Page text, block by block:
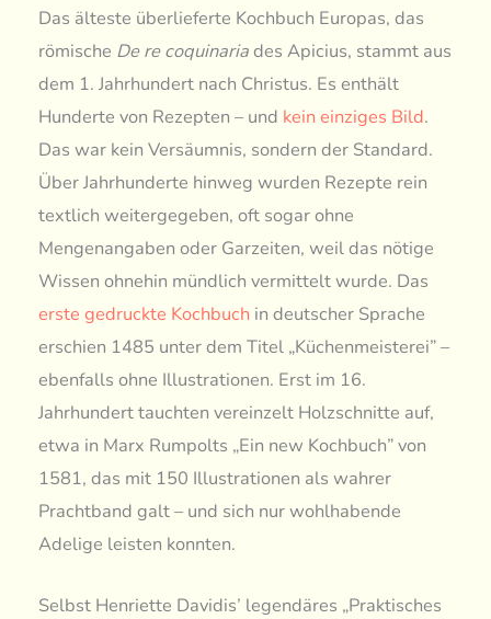
Das älteste überlieferte Kochbuch Europas, das
römische De re coquinariades Apicius, stammt aus
dem 1. Jahrhundert nach Christus. Es enthält
Hunderte von Rezepten – und kein einziges Bild.
Das war kein Versäumnis, sondern der Standard.
Über Jahrhunderte hinweg wurden Rezepte rein
textlich weitergegeben, oft sogar ohne
Mengenangaben oder Garzeiten, weil das nötige
Wissen ohnehin mündlich vermittelt wurde. Das
erste gedruckte Kochbuch in deutscher Sprache
erschien 1485 unter dem Titel „Küchenmeisterei” –
ebenfalls ohne Illustrationen. Erst im 16.
Jahrhundert tauchten vereinzelt Holzschnitte auf,
etwa in Marx Rumpolts „Ein new Kochbuch” von
1581, das mit 150 Illustrationen als wahrer
Prachtband galt – und sich nur wohlhabende
Adelige leisten konnten.
Selbst Henriette Davidis’ legendäres „Praktisches